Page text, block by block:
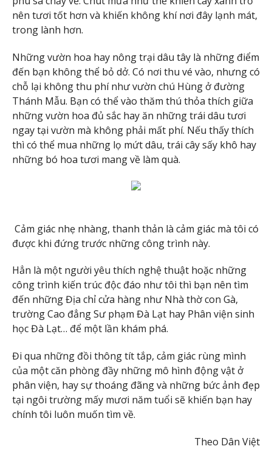
nên tươi tốt hơn và khiến không khí nơi đây lạnh mát,
trong lành hơn.
Những vườn hoa hay nông trại dâu tây là những điểm
đến bạn không thể bỏ dở. Có nơi thu vé vào, nhưng có
chỗ lại không thu phí như vườn chú Hùng ở đường
Thánh Mẫu. Bạn có thể vào thăm thú thỏa thích giữa
những vườn hoa đủ sắc hay ăn những trái dâu tươi
ngay tại vườn mà không phải mất phí. Nếu thấy thích
thì có thể mua những lọ mứt dâu, trái cây sấy khô hay
những bó hoa tươi mang về làm quà.
Cảm giác nhẹ nhàng, thanh thản là cảm giác mà tôi có
được khi đứng trước những công trình này.
Hẳn là một người yêu thích nghệ thuật hoặc những
công trình kiến trúc độc đáo như tôi thì bạn nên tìm
đến những Địa chỉ cửa hàng như Nhà thờ con Gà,
trường Cao đẳng Sư phạm Đà Lạt hay Phân viện sinh
học Đà Lạt… để một lần khám phá.
Đi qua những đồi thông tít tắp, cảm giác rùng mình
của một căn phòng đầy những mô hình động vật ở
phân viện, hay sự thoáng đãng và những bức ảnh đẹp
tại ngôi trường mấy mươi năm tuổi sẽ khiến bạn hay
chính tôi luôn muốn tìm về.
Theo Dân Việt